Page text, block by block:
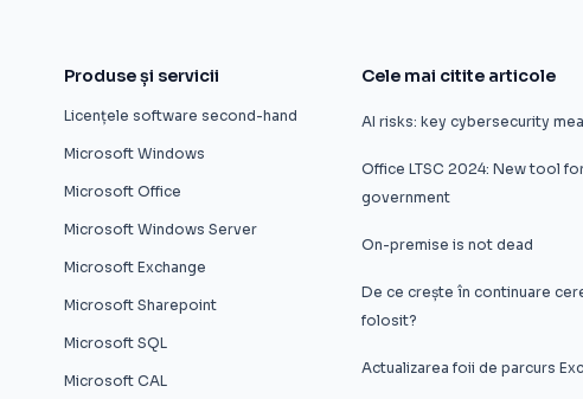
Produse și servicii
Licențele software second-hand
Microsoft Windows
Microsoft Office
Microsoft Windows Server
Microsoft Exchange
Microsoft Sharepoint
Microsoft SQL
Microsoft CAL
Cele mai citite articole
AI risks: key cybersecurity
Office LTSC 2024: New tool
government
On-premise is not dead
De ce crește în continuare
folosit?
Actualizarea foii de parcurs